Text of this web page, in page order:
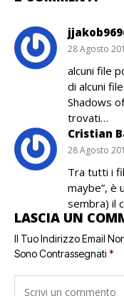
28 Agosto
alcuni file
di alcuni
Shadows
trovati…
Cristian
28 Agosto
Tra tutti i
maybe”, è
sembra) il
LASCIA UN
Il Tuo Indirizzo Email
Sono Contrassegnati *